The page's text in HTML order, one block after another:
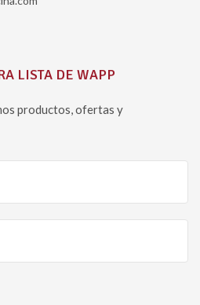
LISTA DE WAPP
productos, ofertas y